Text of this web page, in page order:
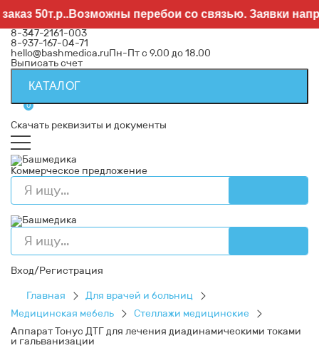
перебои со связью. Заявки
8-347-2161-003
8-937-167-04-71
hello@bashmedica.ruПн-Пт с 9.00 до 18.00
Выписать счет
КАТАЛОГ
0
Скачать реквизиты и документы
Коммерческое предложение
Вход/Регистрация
Главная
Для врачей и больниц
Медицинская мебель
Стеллажи медицинские
Аппарат Тонус ДТГ для лечения диадинамическими токами
и гальванизации